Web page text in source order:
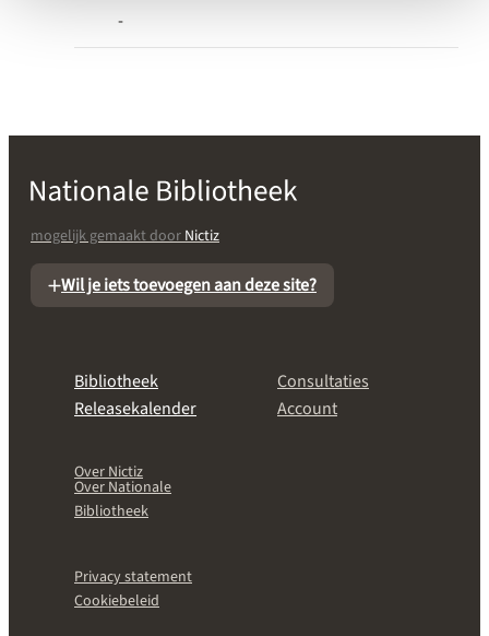
-
mogelijk gemaakt doorNictiz
Wil je iets toevoegen aan deze site?
Bibliotheek
Releasekalender
Consultaties
Account
Over Nictiz
Over Nationale
Bibliotheek
Privacy statement
Cookiebeleid